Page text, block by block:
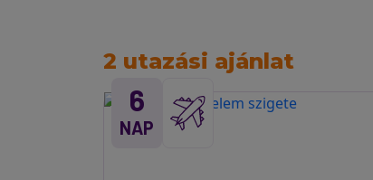
2 utazási ajánlat
6
NAP